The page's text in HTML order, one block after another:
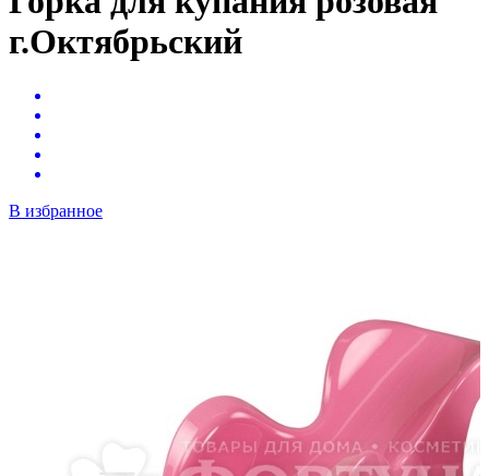
г.Октябрьский
В избранное